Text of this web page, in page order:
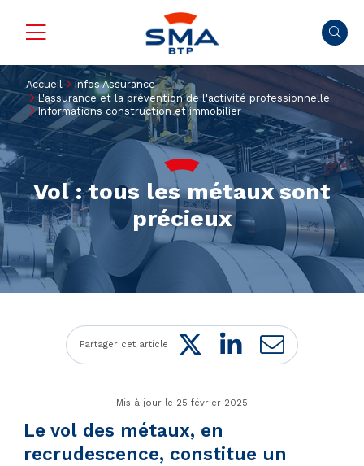
Accueil
Infos Assurance
L'assurance et la prévention de l'activité professionnelle
Informations construction et immobilier
Vol : tous les métaux sont
précieux
Partager cet article Twitter
LinkedIn
Mail
Mis à jour le 25 février 2025
Le vol des métaux, en
recrudescence, constitue un